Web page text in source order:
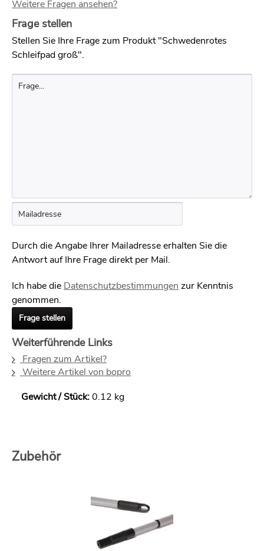
Weitere Fragen ansehen?
Frage stellen
Stellen Sie Ihre Frage zum Produkt "Schwedenrotes
Schleifpad groß".
Durch die Angabe Ihrer Mailadresse erhalten Sie die
Antwort auf Ihre Frage direkt per Mail.
Ich habe die Datenschutzbestimmungen zur Kenntnis
genommen.
Frage stellen
Weiterführende Links
Fragen zum Artikel?
Weitere Artikel von bopro
Gewicht / Stück:0.12 kg
Zubehör